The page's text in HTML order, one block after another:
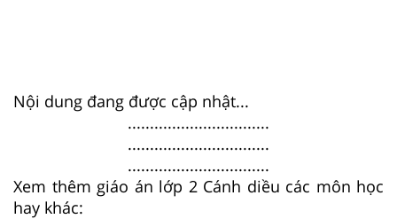
Nội dung đang được cập nhật...
................................
................................
................................
Xem thêm giáo án lớp 2 Cánh diều các môn học
hay khác: